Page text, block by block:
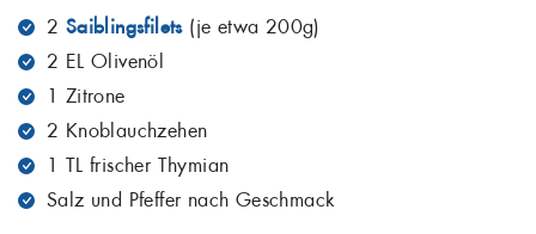
2 Saiblingsfilets(je etwa 200g)
2 EL Olivenöl
1 Zitrone
2 Knoblauchzehen
1 TL frischer Thymian
Salz und Pfeffer nach Geschmack